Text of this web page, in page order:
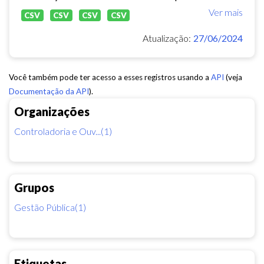
Organizações
Controladoria e Ouv...(1)
Grupos
Gestão Pública(1)
Ver mais
CSV CSV CSV CSV
Atualização: 27/06/2024
Você também pode ter acesso a esses registros usando a API (veja
Documentação da API).